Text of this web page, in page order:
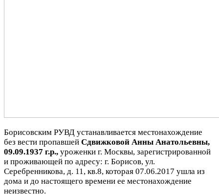
Борисовским РУВД устанавливается местонахождение
без вести пропавшей Сдвижковой Анны Анатольевны,
09.09.1937 г.р., уроженки г. Москвы, зарегистрированной
и проживающей по адресу: г. Борисов, ул.
Серебренникова, д. 11, кв.8, которая 07.06.2017 ушла из
дома и до настоящего времени ее местонахождение
неизвестно.